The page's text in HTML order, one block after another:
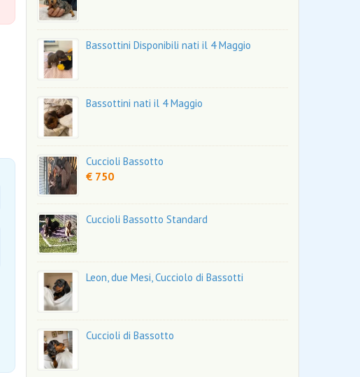
Bassottini Disponibili nati il 4 Maggio
Bassottini nati il 4 Maggio
Cuccioli Bassotto
€ 750
Cuccioli Bassotto Standard
Leon, due Mesi, Cucciolo di Bassotti
Cuccioli di Bassotto